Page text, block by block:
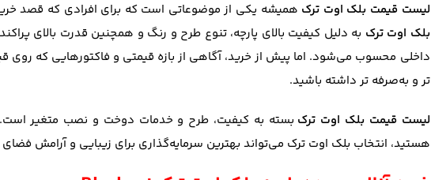
لیست قیمت بلک اوت ترک همیشه یکی از موضوعاتی است که برای افرادی که قصد
بلک اوت ترک به دلیل کیفیت بالای پارچه، تنوع طرح و رنگ و همچنین قدرت بالای
داخلی محسوب می‌شود. اما پیش از خرید، آگاهی از بازه قیمتی و فاکتورهایی که روی
تر و به‌صرفه‌ تر داشته باشید.
لیست قیمت بلک اوت ترک بسته به کیفیت، طرح و خدمات دوخت و نصب متغیر است.
هستید، انتخاب بلک اوت ترک می‌تواند بهترین سرمایه‌گذاری برای زیبایی و آرامش فضای